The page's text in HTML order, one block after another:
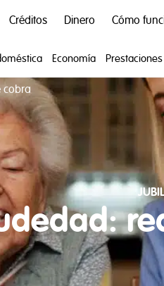
Créditos Dinero Cómo
Economía Prestaciones
cobra